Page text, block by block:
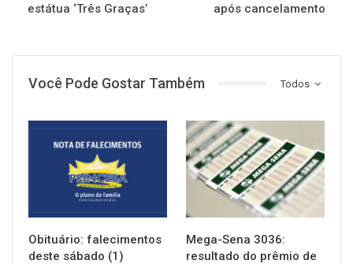
estátua ‘Três Graças’
após cancelamento
Todos
Você Pode Gostar Também
Obituário: falecimentos
deste sábado (1)
NOTÍCIAS
Mega-Sena 3036:
resultado do prêmio de